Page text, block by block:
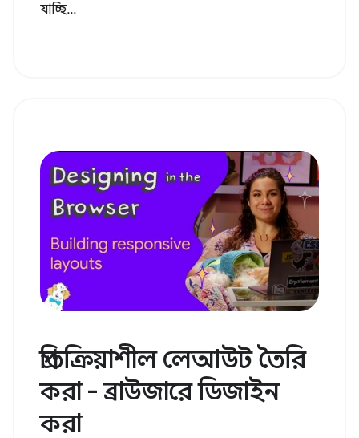
যাচ্ছি...
প্রতিক্রিয়াশীল লেআউট তৈরি
করা - ব্রাউজারে ডিজাইন
করা